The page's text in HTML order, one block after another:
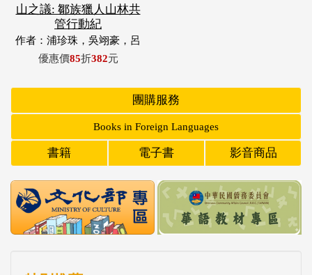
山之議: 鄒族獵人山林共
管行動紀
作者：浦珍珠，吳翊豪，呂
翊齊，張惠東，許玉青，王
優惠價85折382元
團購服務
Books in Foreign Languages
書籍 電子書 影音商品